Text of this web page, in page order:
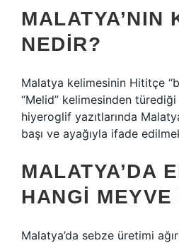
MALATYA’NIN
NEDIR?
Malatya kelimesinin Hititçe
“Melid” kelimesinden türediği
hiyeroglif yazıtlarında
başı ve ayağıyla ifade
MALATYA’DA
HANGI
Malatya’da sebze üretimi